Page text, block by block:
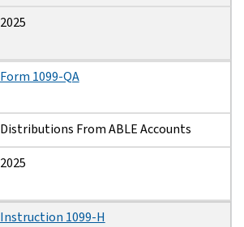
2025
Form 1099-QA
Distributions From ABLE Accounts
2025
Instruction 1099-H